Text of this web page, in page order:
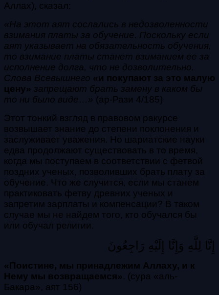
Аллах), сказал:
«На этот аят сослались в недозволенности
взимания платы за обучение. Поскольку если
аят указывает на обязательность обучения,
то взимание платы станет взиманием ее за
исполнение долга, что не дозволительно.
Слова Всевышнего «и пoкyпaют зa этo мaлyю
цeнy» запрещают брать замену в каком бы
то ни было виде…» (ар-Рази 4/185)
Этот тонкий взгляд в правовом ракурсе
возвышает знание до степени поклонения и
заслуживает уважения. Но шариатские науки
едва продолжают существовать в то время,
когда мы поступаем в соответствии с фетвой
поздних ученых, позволивших брать плату за
обучение. Что же случится, если мы станем
практиковать фетву древних ученых и
запретим зарплаты и компенсации? В таком
случае мы не найдем того, кто обучался бы
или обучал религии.
إِنَّا لِلَّهِ وَإِنَّا إِلَيْهِ رَاجِعُونَ
«Пoиcтинe, мы пpинaдлeжим Aллaxy, и к
Нeмy мы вoзвpaщaeмcя». (сура «аль-
Бакара», аят 156)